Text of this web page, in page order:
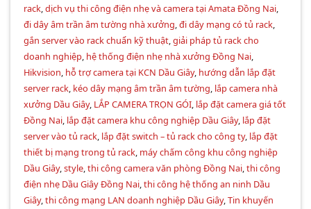
rack,dịch vụ thi công điện nhẹ và camera tại Amata Đồng Nai,
đi dây âm trần âm tường nhà xưởng,đi dây mạng có tủ rack,
gắn server vào rack chuẩn kỹ thuật,giải pháp tủ rack cho
doanh nghiệp, hệ thống điện nhẹ nhà xưởng Đồng Nai,
Hikvision, hỗ trợ camera tại KCN Dầu Giây, hướng dẫn lắp đặt
server rack, kéo dây mạng âm trần âm tường, lắp camera nhà
xưởng Dầu Giây, LẮP CAMERA TRỌN GÓI, lắp đặt camera giá tốt
Đồng Nai, lắp đặt camera khu công nghiệp Dầu Giây, lắp đặt
server vào tủ rack, lắp đặt switch – tủ rack cho công ty, lắp đặt
thiết bị mạng trong tủ rack, máy chấm công khu công nghiệp
Dầu Giây,style,thi công camera văn phòng Đồng Nai,thi công
điện nhẹ Dầu Giây Đồng Nai,thi công hệ thống an ninh Dầu
Giây,thi công mạng LAN doanh nghiệp Dầu Giây,Tin khuyến